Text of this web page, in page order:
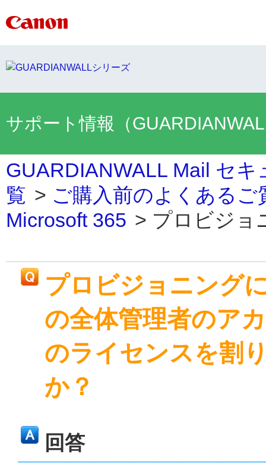
サポート情報（
GUARDIANWALL Mail セ
覧 > ご購入前のよくあるご
Microsoft 365 > プロビジョ
プロビジョニング
の全体管理者のア
のライセンスを割
か？
回答